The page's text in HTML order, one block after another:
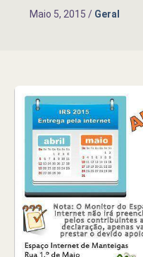
Maio 5, 2015 / Geral